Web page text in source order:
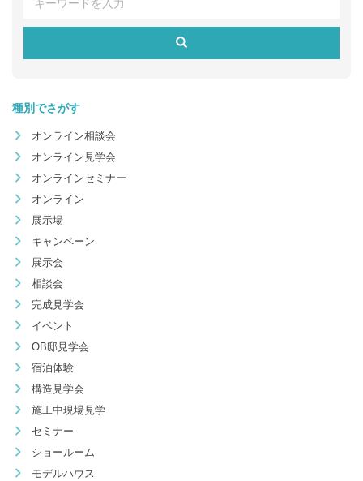
種別でさがす
オンライン相談会
オンライン見学会
オンラインセミナー
オンライン
展示場
キャンペーン
展示会
相談会
完成見学会
イベント
OB邸見学会
宿泊体験
構造見学会
施工中現場見学
セミナー
ショールーム
モデルハウス